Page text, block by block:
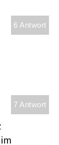
6 Antwort
7 Antwort